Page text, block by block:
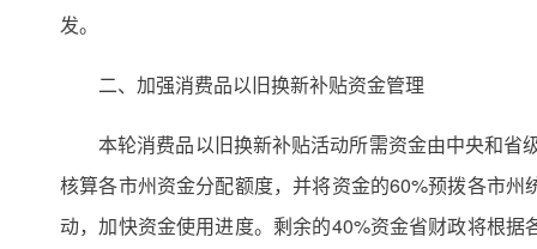
发。
二、加强消费品以旧换新补贴资金管理
本轮消费品以旧换新补贴活动所需资金由中央和
核算各市州资金分配额度，并将资金的60%预拨各市
动，加快资金使用进度。剩余的40%资金省财政将根